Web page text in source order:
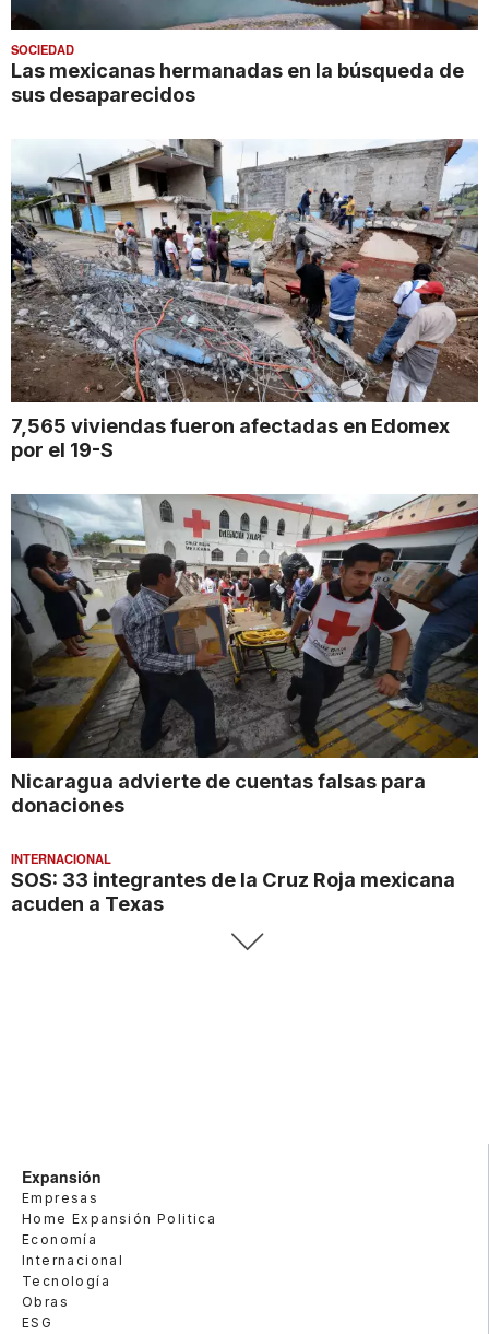
SOCIEDAD
Las mexicanas hermanadas en la búsqueda de
sus desaparecidos
7,565 viviendas fueron afectadas en Edomex
por el 19-S
Nicaragua advierte de cuentas falsas para
donaciones
INTERNACIONAL
SOS: 33 integrantes de la Cruz Roja mexicana
acuden a Texas
Expansión
Empresas
Home Expansión Politica
Economía
Internacional
Tecnología
Obras
ESG